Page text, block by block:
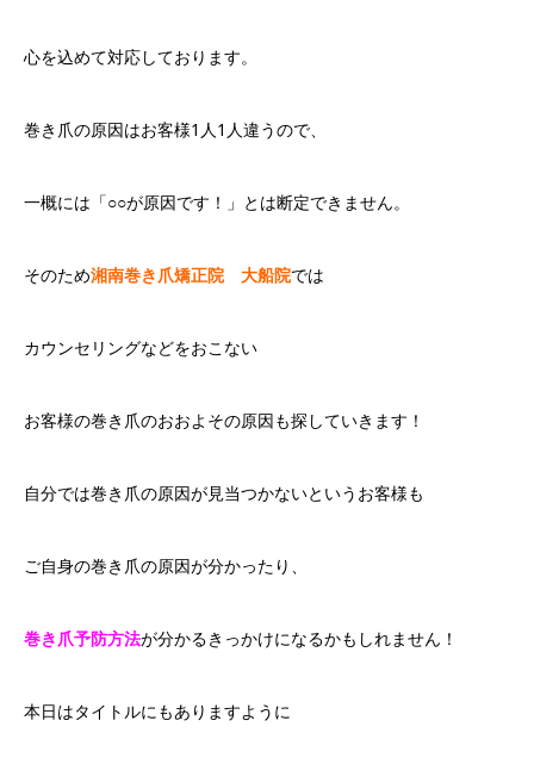
心を込めて対応しております。
巻き爪の原因はお客様1人1人違うので、
一概には「○○が原因です！」とは断定できません。
そのため湘南巻き爪矯正院 大船院では
カウンセリングなどをおこない
お客様の巻き爪のおおよその原因も探していきます！
自分では巻き爪の原因が見当つかないというお客様も
ご自身の巻き爪の原因が分かったり、
巻き爪予防方法が分かるきっかけになるかもしれません！
本日はタイトルにもありますように